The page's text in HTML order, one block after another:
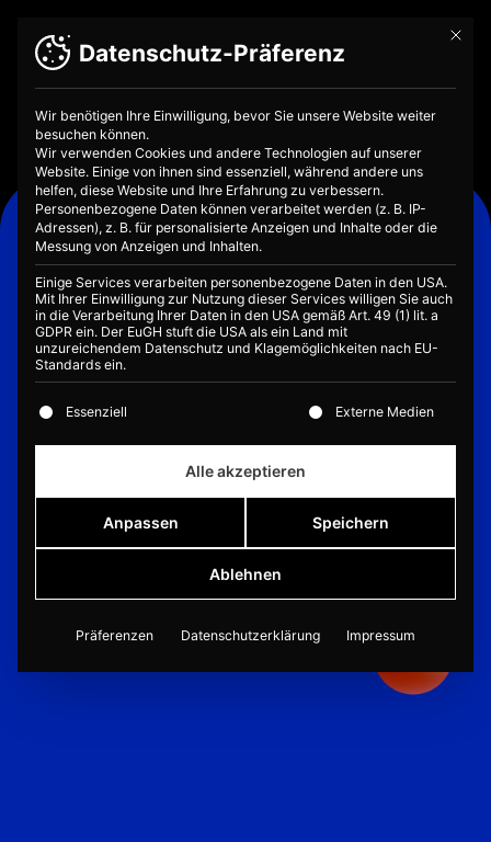
Über Uns
Ein Blick hinter die Kulissen: Wir verraten
dir, wer wir sind, welche Mission wir
haben, welche DNA wir in uns tragen
und warum es uns überhaupt gibt.
Mit
Datenschutz-Präferenz
Wir benötigen Ihre Einwilligung, bevor Sie unsere Website weiter
besuchen können.
Wir verwenden Cookies und andere Technologien auf unserer
Website. Einige von ihnen sind essenziell, während andere uns
helfen, diese Website und Ihre Erfahrung zu verbessern.
Personenbezogene Daten können verarbeitet werden (z. B. IP-
Adressen), z. B. für personalisierte Anzeigen und Inhalte oder die
Messung von Anzeigen und Inhalten.
Einige Services verarbeiten personenbezogene Daten in den USA.
Mit Ihrer Einwilligung zur Nutzung dieser Services willigen Sie auch
in die Verarbeitung Ihrer Daten in den USA gemäß Art. 49 (1) lit. a
GDPR ein. Der EuGH stuft die USA als ein Land mit
unzureichendem Datenschutz und Klagemöglichkeiten nach EU-
Standards ein.
Es folgt eine Liste der Service-Gruppen, für die eine
Essenziell Externe Medien
Alle akzeptieren
Anpassen Speichern
Ablehnen
Präferenzen Datenschutzerklärung Impressum